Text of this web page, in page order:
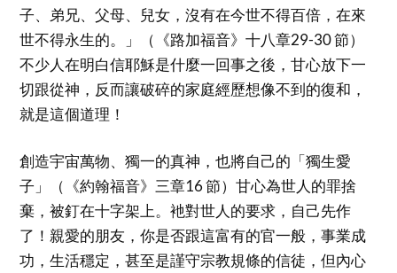
子、弟兄、父母、兒女，沒有在今世不得百倍，在來
世不得永生的。」（《路加福音》十八章29-30 節）
不少人在明白信耶穌是什麼一回事之後，甘心放下一
切跟從神，反而讓破碎的家庭經歷想像不到的復和，
就是這個道理！
創造宇宙萬物、獨一的真神，也將自己的「獨生愛
子」（《約翰福音》三章16 節）甘心為世人的罪捨
棄，被釘在十字架上。衪對世人的要求，自己先作
了！親愛的朋友，你是否跟這富有的官一般，事業成
功，生活穩定，甚至是謹守宗教規條的信徒，但內心